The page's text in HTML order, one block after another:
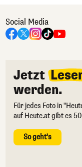
Social Media
Jetzt
werden.
Für jedes Foto in
auf Heute.at gibt es
So geht's